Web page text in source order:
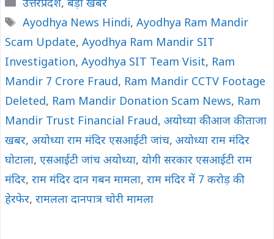
e
b
o
o
k
t
s
A
p
p
y
L
i
n
k
l
e
उत्तरप्रदेश, बड़ी खबर
Tags
Ayodhya News Hindi, Ayodhya Ram Mandir
Scam Update, Ayodhya Ram Mandir SIT
Investigation, Ayodhya SIT Team Visit, Ram
Mandir 7 Crore Fraud, Ram Mandir CCTV Footage
Deleted, Ram Mandir Donation Scam News, Ram
Mandir Trust Financial Fraud, अयोध्या की आज की ताजा
खबर, अयोध्या राम मंदिर एसआईटी जांच, अयोध्या राम मंदिर
घोटाला, एसआईटी जांच अयोध्या, योगी सरकार एसआईटी राम
मंदिर, राम मंदिर दान गबन मामला, राम मंदिर में 7 करोड़ की
हेरफेर, रामलला दानपात्र चोरी मामला